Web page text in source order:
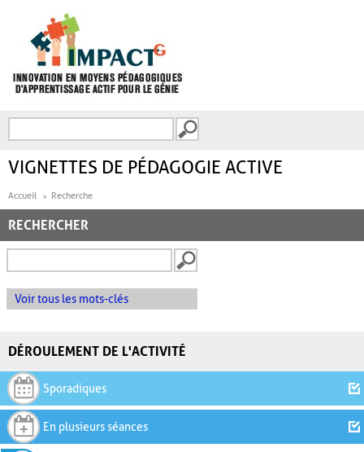
FORMULAIRE DE
VIGNETTES DE PÉDAGOGIE ACTIVE
Accueil Recherche
RECHERCHER
Voir tous les mots-clés
DÉROULEMENT DE L'ACTIVITÉ
Sporadiques
En plusieurs séances